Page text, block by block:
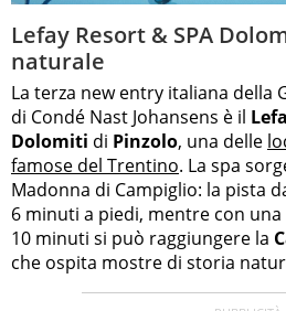
Lefay Resort & SPA
naturale
La terza new entry italiana della
di Condé Nast Johansens è il
Dolomiti di Pinzolo, una delle
famose del Trentino. La spa
Madonna di Campiglio: la pista
6 minuti a piedi, mentre con
10 minuti si può raggiungere la
che ospita mostre di storia